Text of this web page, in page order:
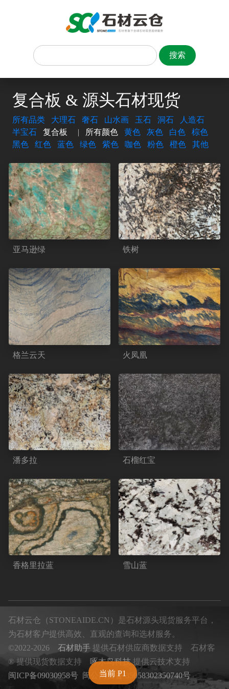
复合板 & 源头石材现货
所有品类 大理石 奢石 山水画 玉石 洞石
人造石
半宝石
复合板 | 所有颜色 黄色 灰色 白色
棕色
黑色
红色 蓝色 绿色 紫色 咖色 粉色 橙色 其他
亚马逊绿 铁树
格兰云天 火凤凰
潘多拉 石榴红宝
香格里拉蓝 雪山蓝
当前 P1
石材云仓（STONEAIDE.CN）是石材源头现货服务平台，
为石材客户提供高效、直观的查询和选材服务。
©2022-2026 石材助手 提供石材供应商数据支持 石材客
® 提供现货数据支持 啄木鸟科技提供云技术支持
闽ICP备09030958号 闽公网安备 35058302350740号